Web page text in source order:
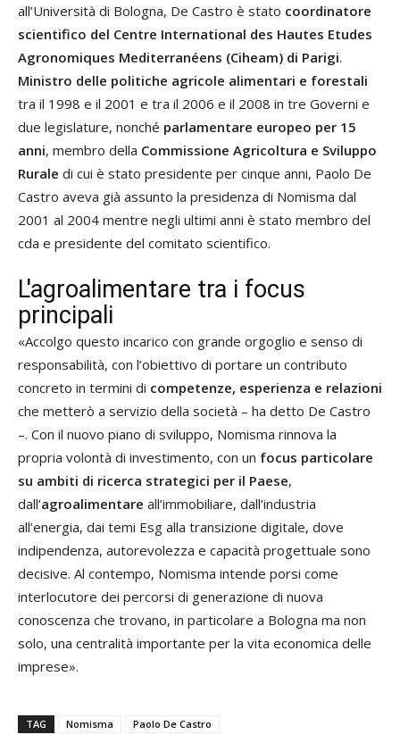
all’Università di Bologna, De Castro è stato coordinatore
scientifico del Centre International des Hautes Etudes
Agronomiques Mediterranéens (Ciheam) di Parigi.
Ministro delle politiche agricole alimentari e forestali
tra il 1998 e il 2001 e tra il 2006 e il 2008 in tre Governi e
due legislature, nonché parlamentare europeo per 15
anni, membro della Commissione Agricoltura e Sviluppo
Rurale di cui è stato presidente per cinque anni, Paolo De
Castro aveva già assunto la presidenza di Nomisma dal
2001 al 2004 mentre negli ultimi anni è stato membro del
cda e presidente del comitato scientifico.
L'agroalimentare tra i focus
principali
«Accolgo questo incarico con grande orgoglio e senso di
responsabilità, con l’obiettivo di portare un contributo
concreto in termini di competenze, esperienza e relazioni
che metterò a servizio della società – ha detto De Castro
–. Con il nuovo piano di sviluppo, Nomisma rinnova la
propria volontà di investimento, con un focus particolare
su ambiti di ricerca strategici per il Paese,
dall’agroalimentare all’immobiliare, dall’industria
all’energia, dai temi Esg alla transizione digitale, dove
indipendenza, autorevolezza e capacità progettuale sono
decisive. Al contempo, Nomisma intende porsi come
interlocutore dei percorsi di generazione di nuova
conoscenza che trovano, in particolare a Bologna ma non
solo, una centralità importante per la vita economica delle
imprese».
TAG Nomisma Paolo De Castro